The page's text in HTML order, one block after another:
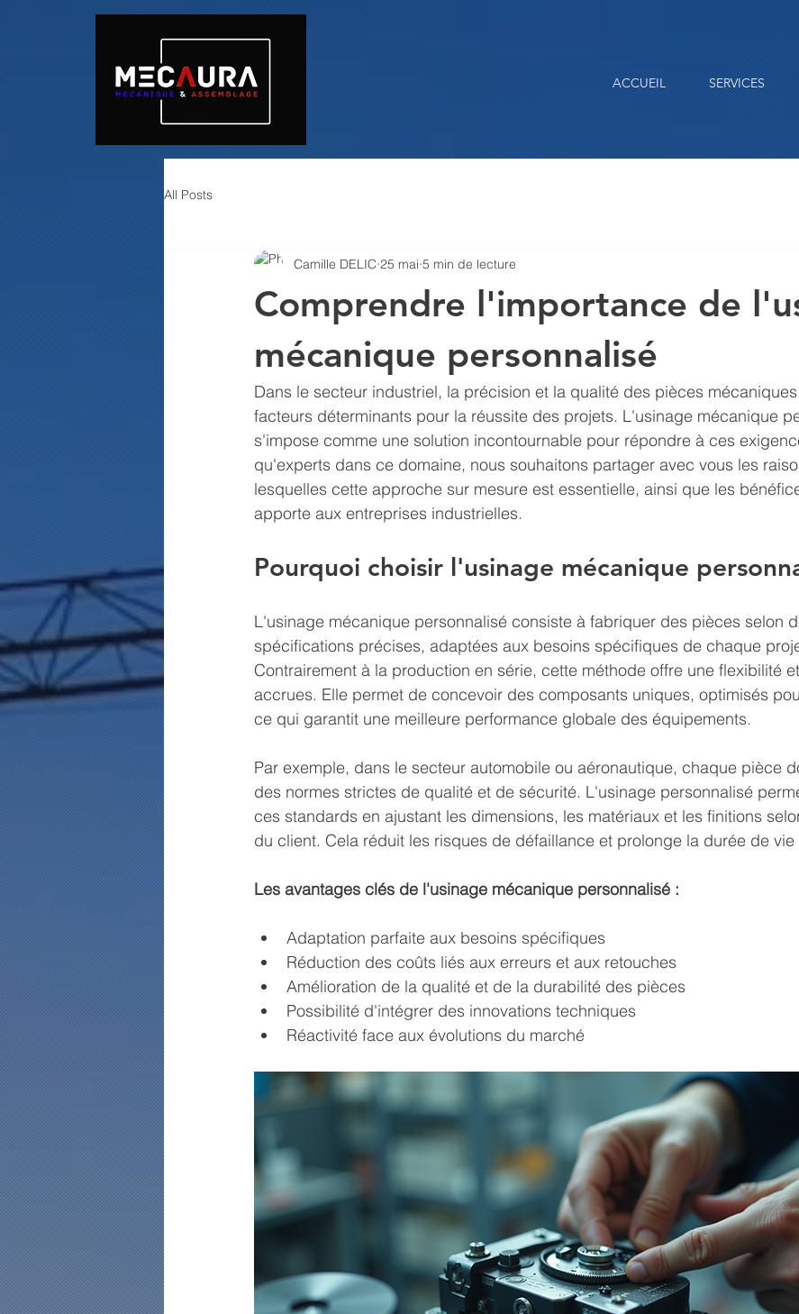
ACCUEIL SERVICES
All Posts
Comprendre l'importance de
mécanique personnalisé
Camille DELIC 25 mai 5 min de lecture
Dans le secteur industriel, la précision et la qualité des pièces
facteurs déterminants pour la réussite des projets. L'usinage mécanique
s'impose comme une solution incontournable pour répondre à ces
qu'experts dans ce domaine, nous souhaitons partager avec vous les
lesquelles cette approche sur mesure est essentielle, ainsi que les
apporte aux entreprises industrielles.
Pourquoi choisir l'usinage mécanique
L'usinage mécanique personnalisé consiste à fabriquer des pièces selon
spécifications précises, adaptées aux besoins spécifiques de chaque
Contrairement à la production en série, cette méthode offre une flexibilité
accrues. Elle permet de concevoir des composants uniques, optimisés
ce qui garantit une meilleure performance globale des équipements.
Par exemple, dans le secteur automobile ou aéronautique, chaque pièce
des normes strictes de qualité et de sécurité. L'usinage personnalisé
ces standards en ajustant les dimensions, les matériaux et les finitions
du client. Cela réduit les risques de défaillance et prolonge la durée de
Les avantages clés de l'usinage mécanique personnalisé :
Adaptation parfaite aux besoins spécifiques
Réduction des coûts liés aux erreurs et aux retouches
Amélioration de la qualité et de la durabilité des pièces
Possibilité d'intégrer des innovations techniques
Réactivité face aux évolutions du marché